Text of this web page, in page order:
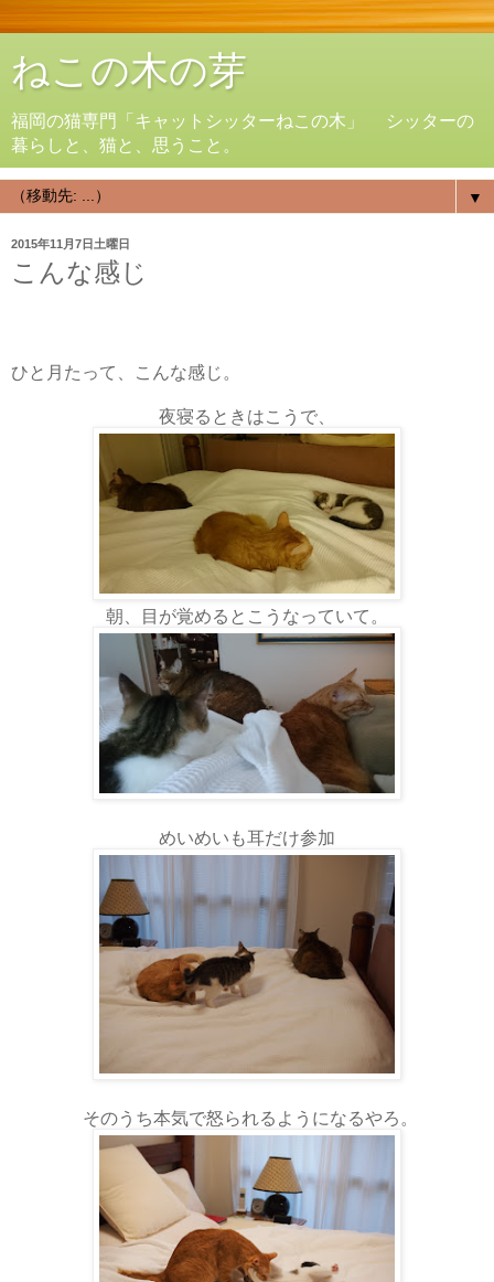
ねこの木の芽
福岡の猫専門「キャットシッターねこの木」 シッターの
暮らしと、猫と、思うこと。
▼
2015年11月7日土曜日
こんな感じ
ひと月たって、こんな感じ。
夜寝るときはこうで、
朝、目が覚めるとこうなっていて。
めいめいも耳だけ参加
そのうち本気で怒られるようになるやろ。